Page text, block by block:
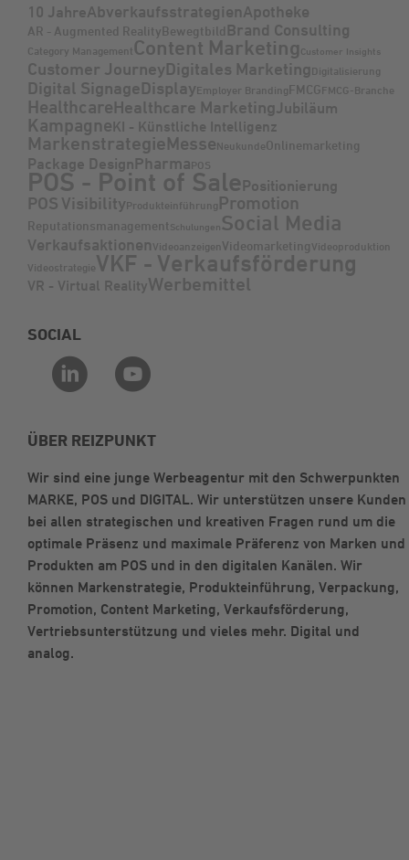
10 JahreAbverkaufsstrategienApotheke
AR - Augmented RealityBewegtbild Brand Consulting
Category Management Content Marketing Customer Insights
Customer JourneyDigitales Marketing Digitalisierung
Digital SignageDisplayEmployer BrandingFMCGFMCG-Branche
HealthcareHealthcare MarketingJubiläum
KampagneKI - Künstliche Intelligenz
MarkenstrategieMesseNeukundeOnlinemarketing
Package DesignPharmaPOS
POS - Point of Sale Positionierung
POS VisibilityProdukteinführung Promotion
Reputationsmanagement Schulungen Social Media
Verkaufsaktionen Videoanzeigen Videomarketing Videoproduktion
VideostrategieVKF - Verkaufsförderung
VR - Virtual RealityWerbemittel
SOCIAL
ÜBER REIZPUNKT
Wir sind eine junge Werbeagentur mit den Schwerpunkten
MARKE, POS und DIGITAL. Wir unterstützen unsere Kunden
bei allen strategischen und kreativen Fragen rund um die
optimale Präsenz und maximale Präferenz von Marken und
Produkten am POS und in den digitalen Kanälen. Wir
können Markenstrategie, Produkteinführung, Verpackung,
Promotion, Content Marketing, Verkaufsförderung,
Vertriebsunterstützung und vieles mehr. Digital und
analog.